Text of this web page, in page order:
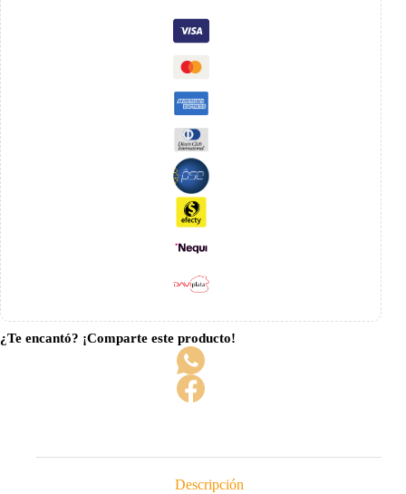
¿Te encantó? ¡Comparte este producto!
Descripción